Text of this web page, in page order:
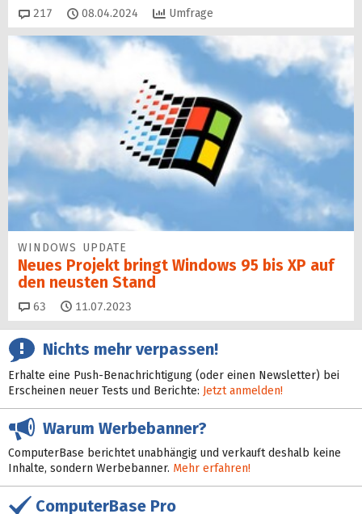
217 Kommentare
08.04.2024 Umfrage
WINDOWS UPDATE
Neues Projekt bringt Windows 95 bis XP auf
den neusten Stand
63 Kommentare
11.07.2023
Nichts mehr verpassen!
Erhalte eine Push-Benachrichtigung (oder einen Newsletter) bei
Erscheinen neuer Tests und Berichte: Jetzt anmelden!
Warum Werbebanner?
ComputerBase berichtet unabhängig und verkauft deshalb keine
Inhalte, sondern Werbebanner. Mehr erfahren!
ComputerBase Pro